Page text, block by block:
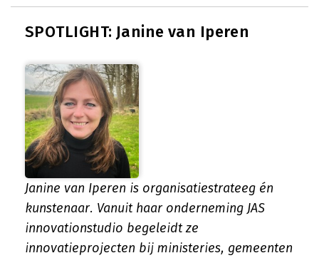
SPOTLIGHT: Janine van Iperen
Janine van Iperen is organisatiestrateeg én
kunstenaar. Vanuit haar onderneming JAS
innovationstudio begeleidt ze
innovatieprojecten bij ministeries, gemeenten